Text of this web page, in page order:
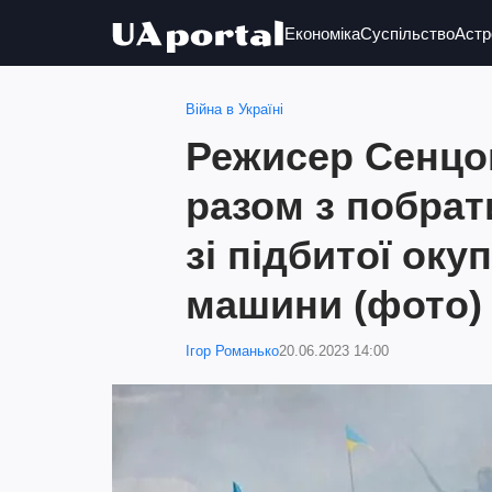
ЕкономікаСуспільство
Війна в Україні
Режисер
разом з
зі підбитої
машини (фото)
Ігор Романько20.06.2023 14:00